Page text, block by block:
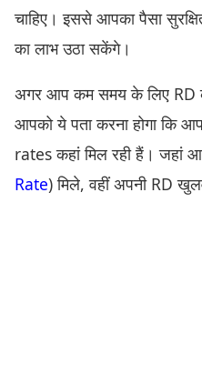
चाहिए। इससे आपका पैसा
का लाभ उठा सकेंगे।
अगर आप कम समय के लिए RD
आपको ये पता करना होगा कि
rates कहां मिल रही हैं। जहां
Rate) मिले, वहीं अपनी RD